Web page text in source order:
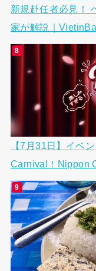
新規赴任者必見！
家が解説｜
【7月31日】イベ
Carnival！Nippon